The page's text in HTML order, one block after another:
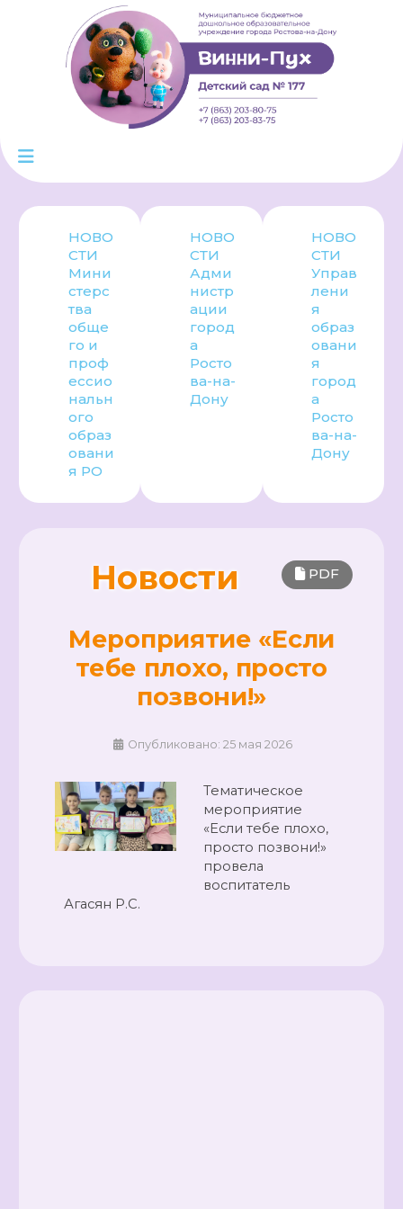
НОВО
СТИ
Мини
стерс
тва
обще
го и
проф
ессио
нальн
ого
образ
овани
я РО
НОВО
СТИ
Адми
нистр
ации
город
а
Росто
ва-на-
Дону
НОВО
СТИ
Управ
лени
я
образ
овани
я
город
а
Росто
ва-на-
Дону
PDF
Новости
Мероприятие «Если
тебе плохо, просто
позвони!»
Опубликовано: 25 мая 2026
Тематическое
мероприятие
«Если тебе плохо,
просто позвони!»
провела
воспитатель
Агасян Р.С.